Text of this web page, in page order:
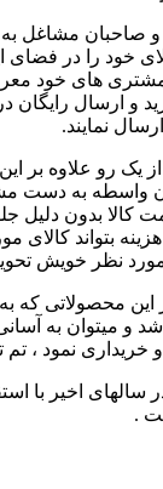
و صاحبان مشاغل به
خود را در فضای
های خود
و ارسال رایگان
نمایند.
یک رو علاوه بر
واسطه به دست
کالا بدون دلیل
بتواند کالای
نظر خویش
این محصولاتی که
و میتوان به
نمود ، تم
سالهای اخیر با
.